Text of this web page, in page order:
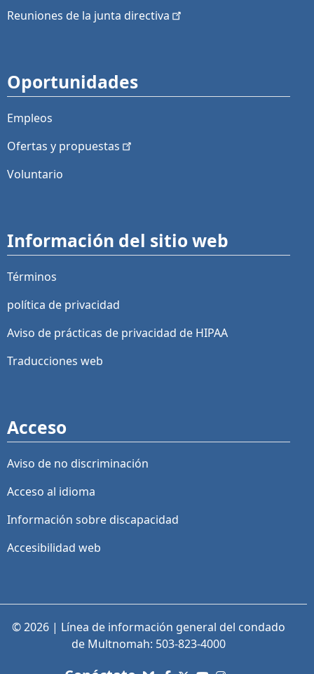
Reuniones de la junta directiva
Oportunidades
Empleos
Ofertas y propuestas
Voluntario
Información del sitio web
Términos
política de privacidad
Aviso de prácticas de privacidad de HIPAA
Traducciones web
Acceso
Aviso de no discriminación
Acceso al idioma
Información sobre discapacidad
Accesibilidad web
© 2026 | Línea de información general del condado
de Multnomah: 503-823-4000